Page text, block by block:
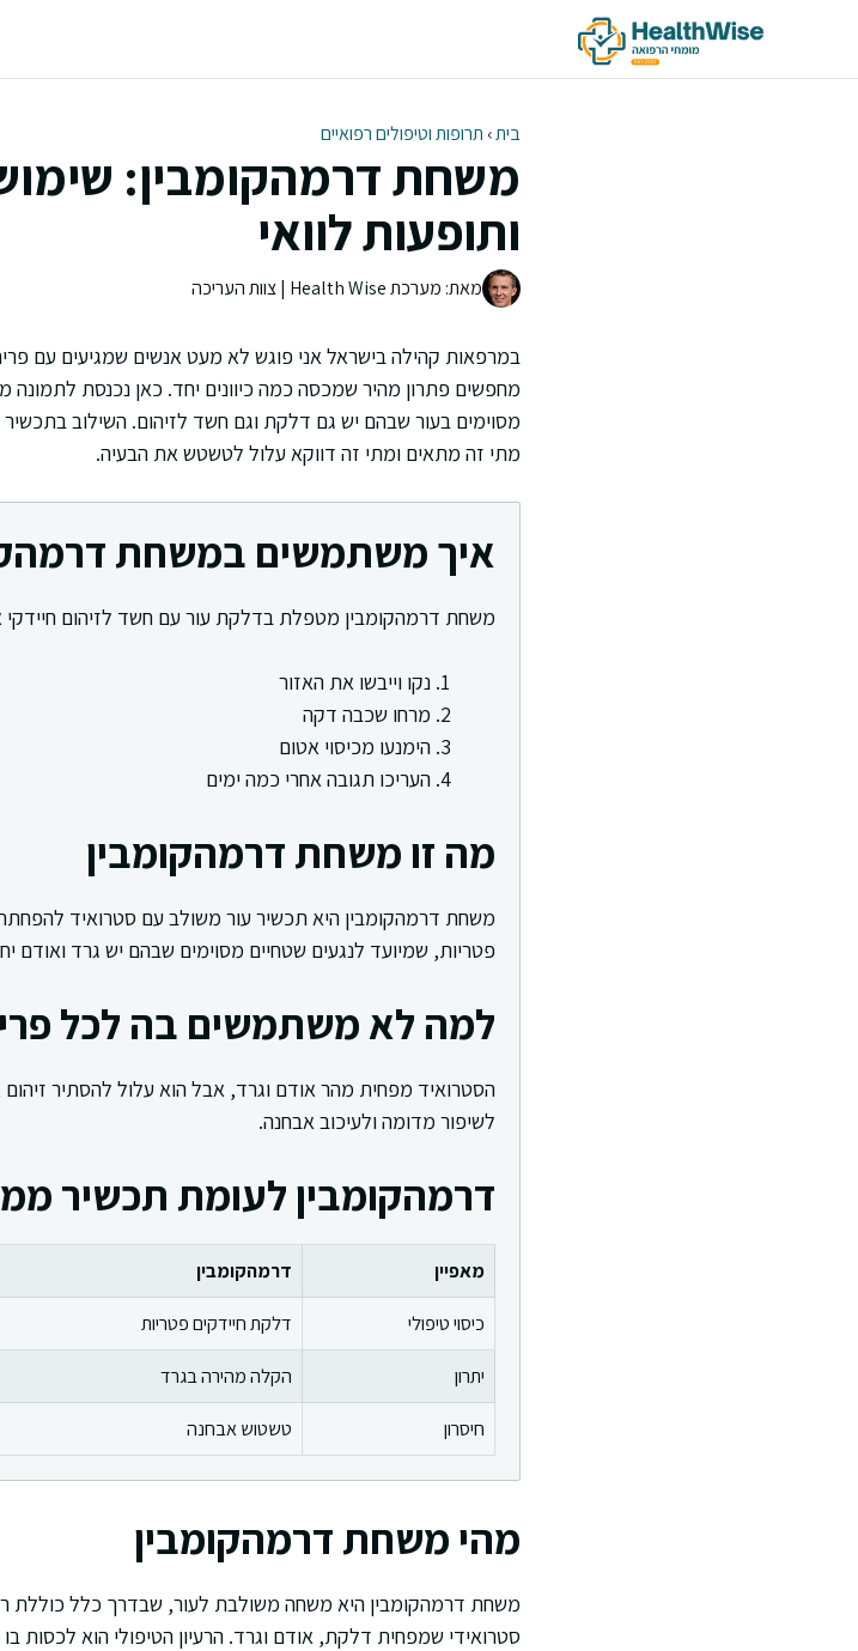
בית› תרופות וטיפולים רפואיים
משחת דרמהקומבין:
ותופעות לוואי
מאת: מערכת Health Wise | צוות העריכה
במרפאות קהילה בישראל אני פוגש לא מעט אנשים שמגיעים עם
מחפשים פתרון מהיר שמכסה כמה כיוונים יחד. כאן נכנסת
מסוימים בעור שבהם יש גם דלקת וגם חשד לזיהום. השילוב
מתי זה מתאים ומתי זה דווקא עלול לטשטש את הבעיה.
איך משתמשים במשחת
משחת דרמהקומבין מטפלת בדלקת עור עם חשד לזיהום חיידקי
נקו וייבשו את האזור
מרחו שכבה דקה
הימנעו מכיסוי אטום
העריכו תגובה אחרי כמה ימים
מה זו משחת דרמהקומבין
משחת דרמהקומבין היא תכשיר עור משולב עם סטרואיד להפחתת
פטריות, שמיועד לנגעים שטחיים מסוימים שבהם יש גרד ואודם
למה לא משתמשים בה לכל
הסטרואיד מפחית מהר אודם וגרד, אבל הוא עלול להסתיר
לשיפור מדומה ולעיכוב אבחנה.
דרמהקומבין לעומת תכשיר
מאפיין דרמהקומבין
כיסוי טיפולי
דלקת חיידקים פטריות
יתרון
הקלה מהירה בגרד
חיסרון
טשטוש אבחנה
מהי משחת דרמהקומבין
משחת דרמהקומבין היא משחה משולבת לעור, שבדרך כלל כוללת
סטרואידי שמפחית דלקת, אודם וגרד. הרעיון הטיפולי הוא לכסות